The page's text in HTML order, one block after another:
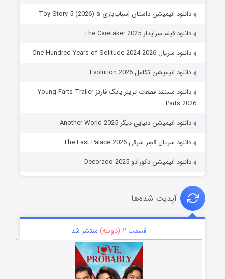
دانلود انیمیشن داستان اسباب‌بازی ۵ Toy Story 5 (2026)
دانلود فیلم سرایدار The Caretaker 2025
دانلود سریال One Hundred Years of Solitude 2024-2026
دانلود انیمیشن تکامل Evolution 2026
دانلود مستند قطعات تریلر یانگ فارتز Young Farts Trailer
Parts 2026
دانلود انیمیشن دنیایی دیگر Another World 2025
دانلود سریال قصر شرقی The East Palace 2026
دانلود انیمیشن دکورادو Decorado 2025
آپدیت شده‌ها
قسمت ۲ (دوبله) منتشر شد